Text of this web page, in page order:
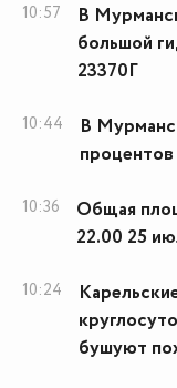
10:57
В
большой
23370Г
10:44
В
10:36
Общая
22.00 25
10:24
бушуют